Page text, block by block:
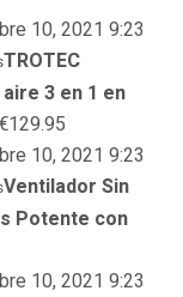
10, 2021 9:23
TROTEC
3 en 1 en
€129.95
10, 2021 9:23
Ventilador Sin
Potente con
10, 2021 9:23